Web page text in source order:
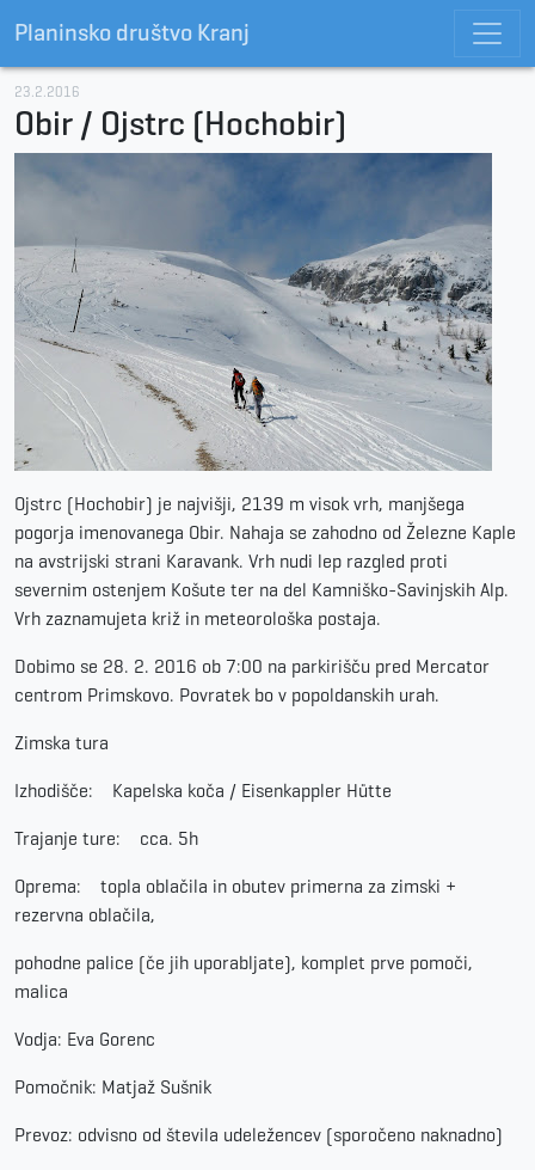
Planinsko društvo Kranj
23.2.2016
Obir / Ojstrc (Hochobir)
Ojstrc (Hochobir) je najvišji, 2139 m visok vrh, manjšega
pogorja imenovanega Obir. Nahaja se zahodno od Železne Kaple
na avstrijski strani Karavank. Vrh nudi lep razgled proti
severnim ostenjem Košute ter na del Kamniško-Savinjskih Alp.
Vrh zaznamujeta križ in meteorološka postaja.
Dobimo se 28. 2. 2016 ob 7:00 na parkirišču pred Mercator
centrom Primskovo. Povratek bo v popoldanskih urah.
Zimska tura
Izhodišče: Kapelska koča / Eisenkappler Hütte
Trajanje ture: cca. 5h
Oprema: topla oblačila in obutev primerna za zimski +
rezervna oblačila,
pohodne palice (če jih uporabljate), komplet prve pomoči,
malica
Vodja: Eva Gorenc
Pomočnik: Matjaž Sušnik
Prevoz: odvisno od števila udeležencev (sporočeno naknadno)